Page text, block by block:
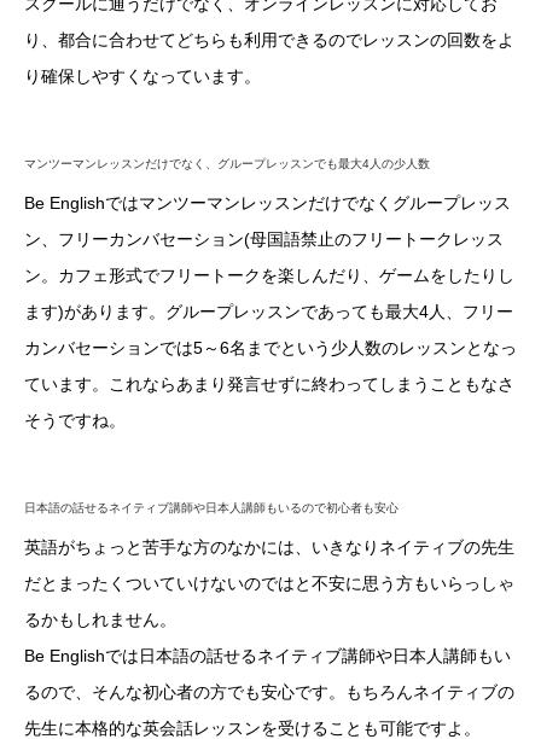
り、都合に合わせてどちらも利用できるのでレッスンの回数をよ
り確保しやすくなっています。
マンツーマンレッスンだけでなく、グループレッスンでも最大4人の少人数
Be Englishではマンツーマンレッスンだけでなくグループレッス
ン、フリーカンバセーション(母国語禁止のフリートークレッス
ン。カフェ形式でフリートークを楽しんだり、ゲームをしたりし
ます)があります。グループレッスンであっても最大4人、フリー
カンバセーションでは5～6名までという少人数のレッスンとなっ
ています。これならあまり発言せずに終わってしまうこともなさ
そうですね。
日本語の話せるネイティブ講師や日本人講師もいるので初心者も安心
英語がちょっと苦手な方のなかには、いきなりネイティブの先生
だとまったくついていけないのではと不安に思う方もいらっしゃ
るかもしれません。
Be Englishでは日本語の話せるネイティブ講師や日本人講師もい
るので、そんな初心者の方でも安心です。もちろんネイティブの
先生に本格的な英会話レッスンを受けることも可能ですよ。